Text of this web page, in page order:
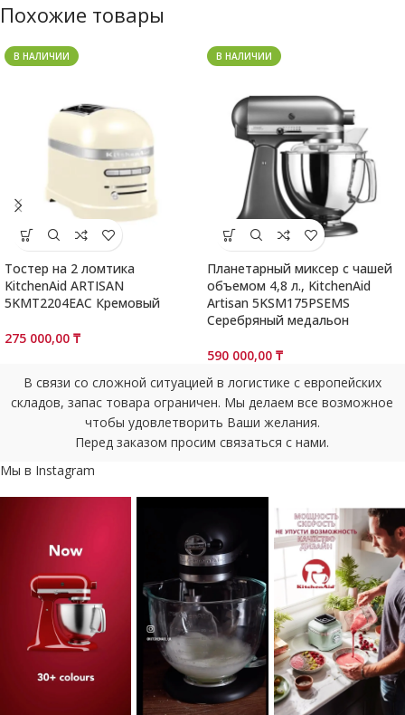
Похожие товары
В НАЛИЧИИ
Тостер на 2 ломтика
KitchenAid ARTISAN
5KMT2204EAC Кремовый
275 000,00 ₸
В НАЛИЧИИ
Планетарный миксер с чашей
объемом 4,8 л., KitchenAid
Artisan 5KSM175PSEMS
Серебряный медальон
590 000,00 ₸
В связи со сложной ситуацией в логистике с европейских
складов, запас товара ограничен. Мы делаем все возможное
чтобы удовлетворить Ваши желания.
Перед заказом просим связаться с нами.
Мы в Instagram